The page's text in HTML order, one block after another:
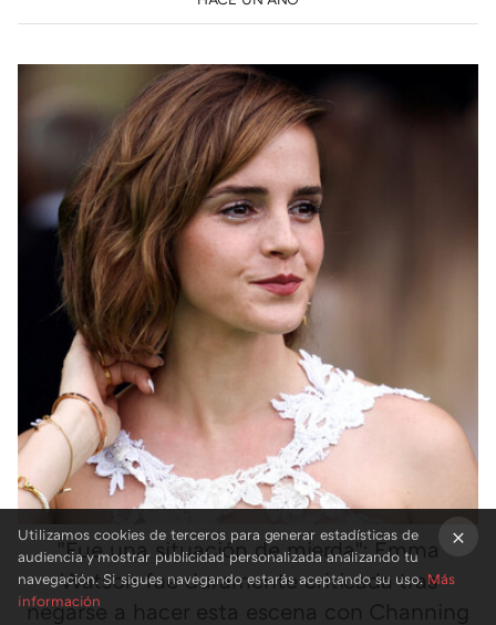
"Fue una situación de mierda": Emma
Watson fue duramente criticada tras
negarse a hacer esta escena con Channing
Utilizamos cookies de terceros para generar estadísticas de
audiencia y mostrar publicidad personalizada analizando tu
navegación. Si sigues navegando estarás aceptando su uso.Más
información